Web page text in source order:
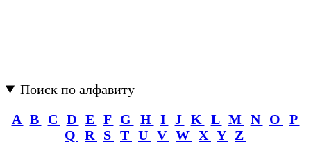
Поиск по алфавиту
A B C D E F G H I J K L M N O
P
Q
R S T U V W X Y Z